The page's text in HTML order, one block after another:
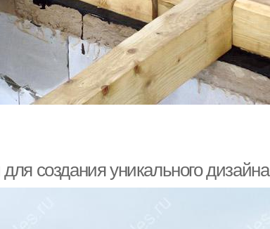
создания уникального дизайна